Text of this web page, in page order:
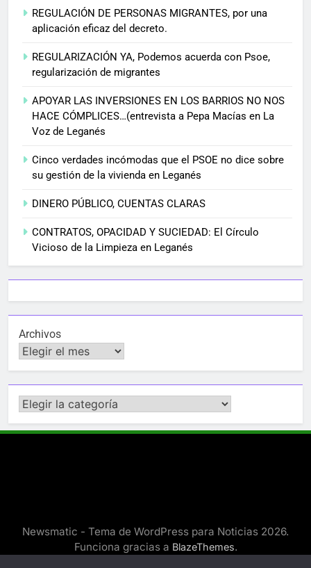
REGULACIÓN DE PERSONAS MIGRANTES, por una
aplicación eficaz del decreto.
REGULARIZACIÓN YA, Podemos acuerda con Psoe,
regularización de migrantes
APOYAR LAS INVERSIONES EN LOS BARRIOS NO NOS
HACE CÓMPLICES…(entrevista a Pepa Macías en La
Voz de Leganés
Cinco verdades incómodas que el PSOE no dice sobre
su gestión de la vivienda en Leganés
DINERO PÚBLICO, CUENTAS CLARAS
CONTRATOS, OPACIDAD Y SUCIEDAD: El Círculo
Vicioso de la Limpieza en Leganés
Archivos
Categorías
Newsmatic - Tema de WordPress para Noticias 2026.
Funciona gracias a BlazeThemes.